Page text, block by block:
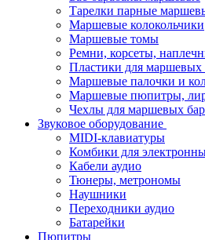
Тарелки парные
Маршевые колокольчики
Маршевые томы
Ремни, корсеты,
Пластики для маршевых
Маршевые палочки и
Маршевые пюпитры,
Чехлы для маршевых
Звуковое оборудование
MIDI-клавиатуры
Комбики для
Кабели аудио
Тюнеры, метрономы
Наушники
Переходники аудио
Батарейки
Пюпитры